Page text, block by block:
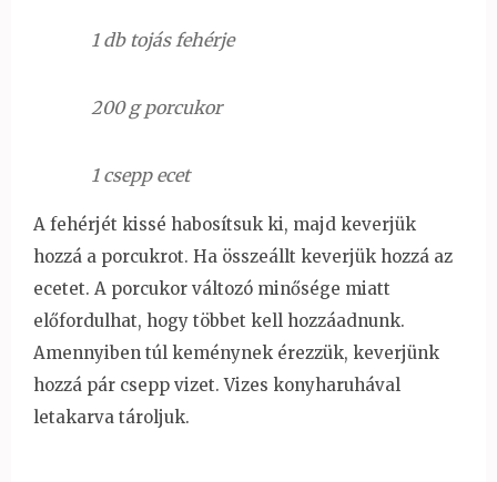
1 db tojás fehérje
200 g porcukor
1 csepp ecet
A fehérjét kissé habosítsuk ki, majd keverjük
hozzá a porcukrot. Ha összeállt keverjük hozzá az
ecetet. A porcukor változó minősége miatt
előfordulhat, hogy többet kell hozzáadnunk.
Amennyiben túl keménynek érezzük, keverjünk
hozzá pár csepp vizet. Vizes konyharuhával
letakarva tároljuk.